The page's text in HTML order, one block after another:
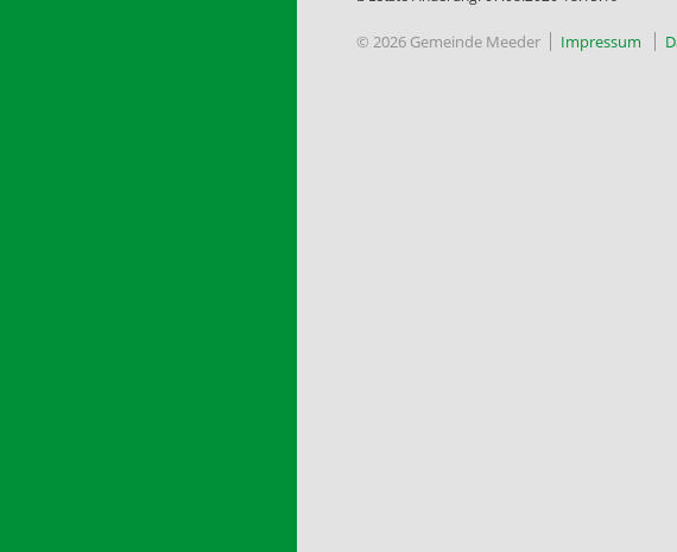
© 2026 Gemeinde Meeder Impressum